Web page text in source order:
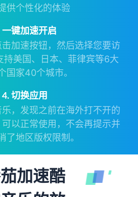
供个性化的体验
一键加速开启
加速按钮，然后选择您要访
持美国、日本、菲律宾等6大
国家40个城市。
4. 切换应用
，发现之前在海外打不开的
以正常使用，不会再提示并
了地区版权限制。
加速酷